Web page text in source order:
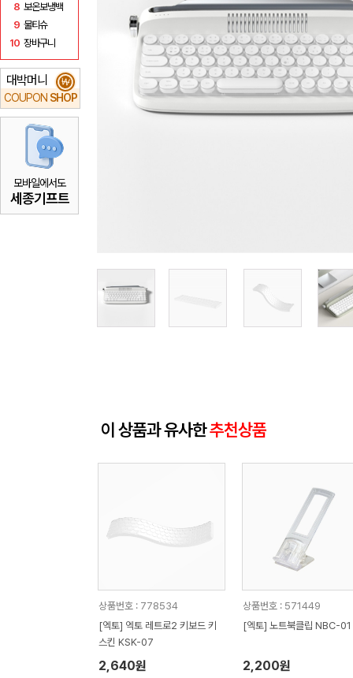
8 보온보냉백
9 물티슈
10 장바구니
대박머니
COUPON SHOP
₩
모바일에서도
세종기프트
이 상품과 유사한추천상품
상품번호 : 778534
[엑토] 엑토 레트로2 키보드 키
스킨 KSK-07
2,640원
상품번호 : 571449
[엑토] 노트북클립 NBC-01
2,200원